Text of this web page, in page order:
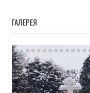
ГАЛЕРЕЯ